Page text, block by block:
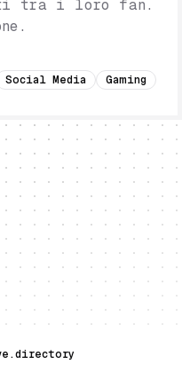
tra i loro fan.
Social Media Gaming